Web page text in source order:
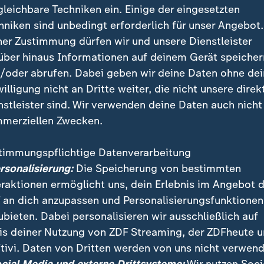
in der deutschen Industrie ist mit rund 6,6
seit zehn Jahren gefallen. Zu den Gründen
Techniken ein. Einige der eingesetzten
sind unbedingt erforderlich für unser
Zustimmung dürfen wir und unsere Dienstleister
hinaus Informationen auf deinem Gerät
oder abrufen. Dabei geben wir deine Daten ohne
nicht an Dritte weiter, die nicht unsere
sind. Wir verwenden deine Daten auch nicht
Zwecken.
Datenverarbeitung
Die Speicherung von bestimmten
ermöglicht uns, dein Erlebnis im Angebot
an dich anzupassen und Personalisierungsfunktionen
Dabei personalisieren wir ausschließlich auf
deiner Nutzung von ZDF Streaming, der ZDFheute
Daten von Dritten werden von uns nicht